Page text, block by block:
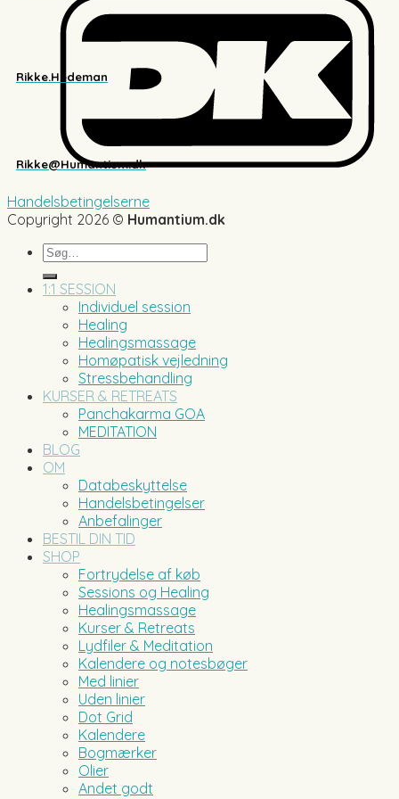
Rikke.Hedeman
Rikke@Humantium.dk
Handelsbetingelserne
Copyright 2026 © Humantium.dk
Søg
efter:
1:1 SESSION
Individuel session
Healing
Healingsmassage
Homøpatisk vejledning
Stressbehandling
KURSER & RETREATS
Panchakarma GOA
MEDITATION
BLOG
OM
Databeskyttelse
Handelsbetingelser
Anbefalinger
BESTIL DIN TID
SHOP
Fortrydelse af køb
Sessions og Healing
Healingsmassage
Kurser & Retreats
Lydfiler & Meditation
Kalendere og notesbøger
Med linier
Uden linier
Dot Grid
Kalendere
Bogmærker
Olier
Andet godt